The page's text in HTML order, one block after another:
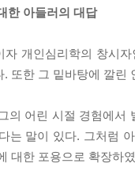
한 아들러의 대답
자 개인심리학의 창시
또한 그 밑바탕에 깔
의 어린 시절 경험에
는 말이 있다. 그처럼
대한 포용으로 확장하